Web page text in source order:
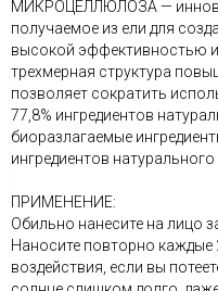
МИКРОЦЕЛЛЮЛОЗА —
получаемое из ели для
высокой эффективностью
трехмерная структура
позволяет сократить
77,8% ингредиентов
биоразлагаемые
ингредиентов
ПРИМЕНЕНИЕ:
Обильно нанесите на лицо
Наносите повторно каждые
воздействия, если вы